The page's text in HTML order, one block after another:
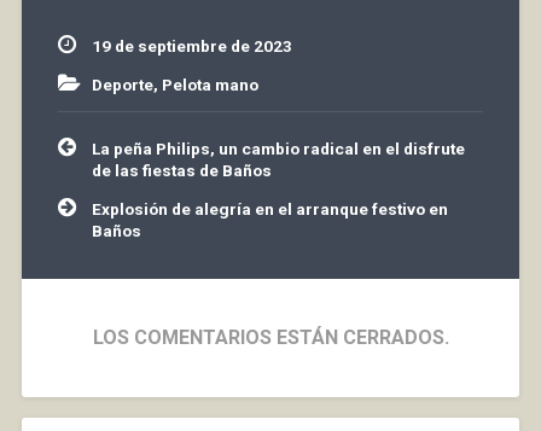
19 de septiembre de 2023
Deporte, Pelota mano
Navegación
de
entradas
La peña Philips, un cambio radical en el disfrute
de las fiestas de Baños
Explosión de alegría en el arranque festivo en
Baños
LOS COMENTARIOS ESTÁN CERRADOS.